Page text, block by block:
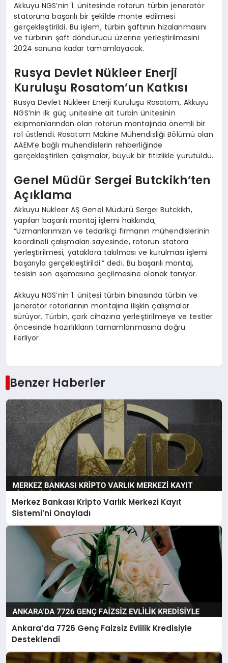
Akkuyu NGS’nin 1. ünitesinde rotorun türbin jeneratör
statoruna başarılı bir şekilde monte edilmesi
gerçekleştirildi. Bu işlem, türbin şaftının hizalanmasını
ve türbinin şaft döndürücü üzerine yerleştirilmesini
2024 sonuna kadar tamamlayacak.
Rusya Devlet Nükleer Enerji
Kuruluşu Rosatom’un Katkısı
Rusya Devlet Nükleer Enerji Kuruluşu Rosatom, Akkuyu
NGS’nin ilk güç ünitesine ait türbin ünitesinin
ekipmanlarından olan rotorun montajında önemli bir
rol üstlendi. Rosatom Makine Mühendisliği Bölümü olan
AAEM’e bağlı mühendislerin rehberliğinde
gerçekleştirilen çalışmalar, büyük bir titizlikle yürütüldü.
Genel Müdür Sergei Butckikh’ten
Açıklama
Akkuyu Nükleer AŞ Genel Müdürü Sergei Butckikh,
yapılan başarılı montaj işlemi hakkında,
“Uzmanlarımızın ve tedarikçi firmanın mühendislerinin
koordineli çalışmaları sayesinde, rotorun statora
yerleştirilmesi, yataklara takılması ve kurulması işlemi
başarıyla gerçekleştirildi.” dedi. Bu başarılı montaj,
tesisin son aşamasına geçilmesine olanak tanıyor.
Akkuyu NGS’nin 1. ünitesi türbin binasında türbin ve
jeneratör rotorlarının montajına ilişkin çalışmalar
sürüyor. Türbin, çark cihazına yerleştirilmeye ve testler
öncesinde hazırlıkların tamamlanmasına doğru
ilerliyor.
Benzer Haberler
Merkez Bankası Kripto Varlık Merkezi Kayıt
Sistemi’ni Onayladı
Ankara’da 7726 Genç Faizsiz Evlilik Kredisiyle
Desteklendi